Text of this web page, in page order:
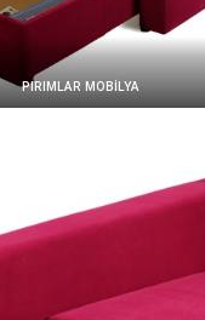
PIRIMLAR MOBİLYA